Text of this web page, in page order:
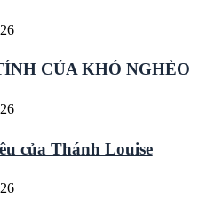
CỦA KHÓ NGHÈO
của Thánh Louise